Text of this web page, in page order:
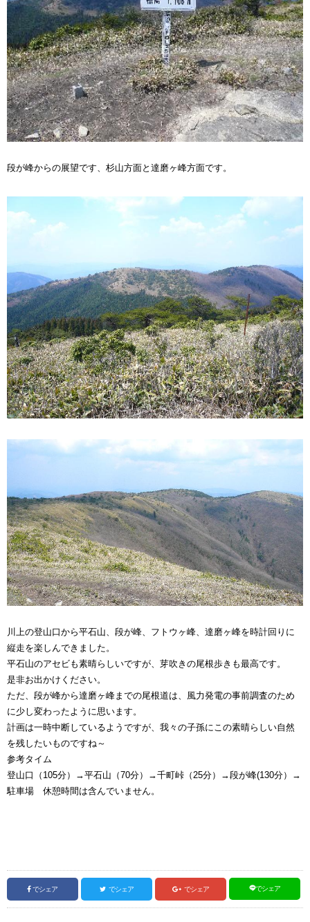
段が峰からの展望です、杉山方面と達磨ヶ峰方面です。
川上の登山口から平石山、段が峰、フトウヶ峰、達磨ヶ峰を時計回りに
縦走を楽しんできました。
平石山のアセビも素晴らしいですが、芽吹きの尾根歩きも最高です。
是非お出かけください。
ただ、段が峰から達磨ヶ峰までの尾根道は、風力発電の事前調査のため
に少し変わったように思います。
計画は一時中断しているようですが、我々の子孫にこの素晴らしい自然
を残したいものですね～
参考タイム
登山口（105分）→平石山（70分）→千町峠（25分）→段が峰(130分）→
駐車場 休憩時間は含んでいません。
でシェア でシェア でシェア でシェア